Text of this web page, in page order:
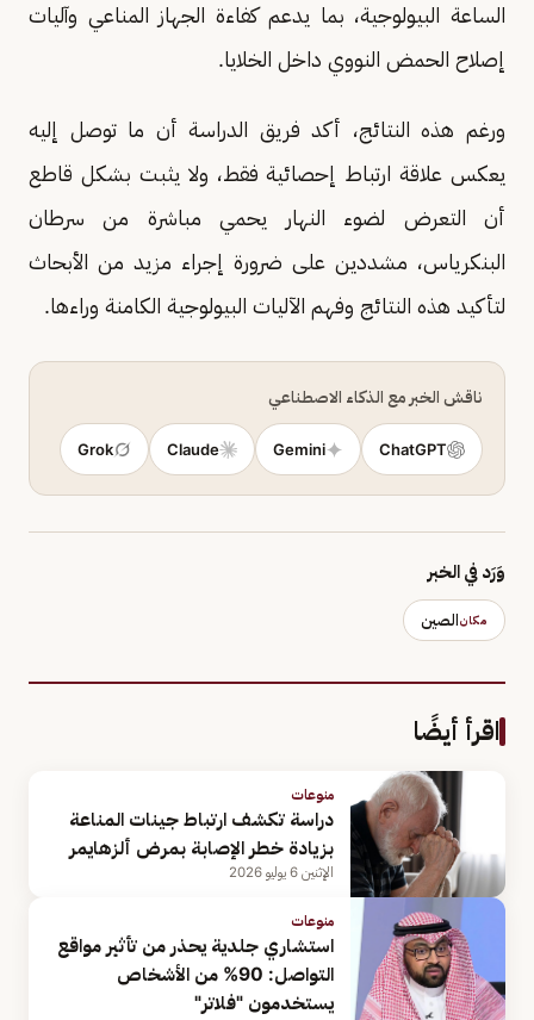
الساعة البيولوجية، بما يدعم كفاءة الجهاز المناعي وآليات
إصلاح الحمض النووي داخل الخلايا.
ورغم هذه النتائج، أكد فريق الدراسة أن ما توصل إليه
يعكس علاقة ارتباط إحصائية فقط، ولا يثبت بشكل قاطع
أن التعرض لضوء النهار يحمي مباشرة من سرطان
البنكرياس، مشددين على ضرورة إجراء مزيد من الأبحاث
لتأكيد هذه النتائج وفهم الآليات البيولوجية الكامنة وراءها.
ناقش الخبر مع الذكاء الاصطناعي
ChatGPT
Gemini
Claude
Grok
وَرَد في الخبر
مكانالصين
اقرأ أيضًا
منوعات
دراسة تكشف ارتباط جينات المناعة
بزيادة خطر الإصابة بمرض ألزهايمر
الإثنين 6 يوليو 2026
منوعات
استشاري جلدية يحذر من تأثير مواقع
التواصل: 90% من الأشخاص
يستخدمون "فلاتر"